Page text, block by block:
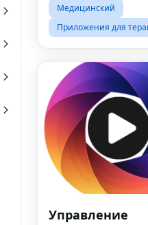
Медицинский
Приложения для
Управление